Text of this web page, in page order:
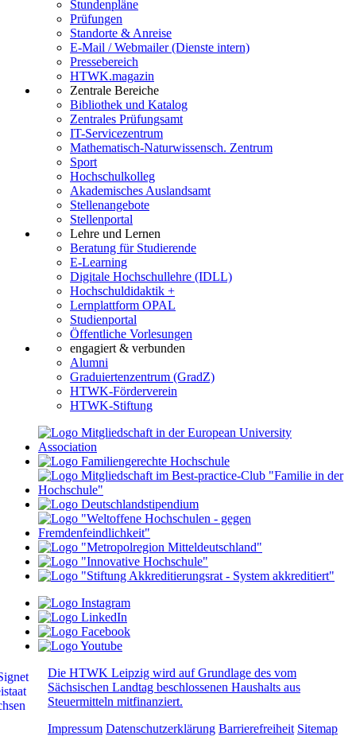
Stundenpläne
Prüfungen
Standorte & Anreise
E-Mail / Webmailer (Dienste intern)
Pressebereich
HTWK.magazin
Zentrale Bereiche
Bibliothek und Katalog
Zentrales Prüfungsamt
IT-Servicezentrum
Mathematisch-Naturwissensch. Zentrum
Sport
Hochschulkolleg
Akademisches Auslandsamt
Stellenangebote
Stellenportal
Lehre und Lernen
Beratung für Studierende
E-Learning
Digitale Hochschullehre (IDLL)
Hochschuldidaktik +
Lernplattform OPAL
Studienportal
Öffentliche Vorlesungen
engagiert & verbunden
Alumni
Graduiertenzentrum (GradZ)
HTWK-Förderverein
HTWK-Stiftung
Die HTWK Leipzig wird auf Grundlage des vom
Sächsischen Landtag beschlossenen Haushalts aus
Steuermitteln mitfinanziert.
Impressum Datenschutzerklärung Barrierefreiheit Sitemap